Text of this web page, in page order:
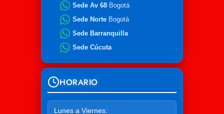
Sede Av 68 Bogotá
Sede Norte Bogotá
Sede Barranquilla
Sede Cúcuta
HORARIO
Lunes a Viernes: